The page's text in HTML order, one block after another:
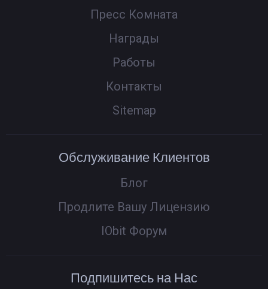
Пресс Комната
Награды
Работы
Контакты
Sitemap
Обслуживание Клиентов
Блог
Продлите Вашу Лицензию
IObit Форум
Подпишитесь на Нас